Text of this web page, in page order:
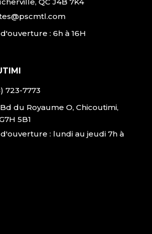
: 6h à 16H
723-7773
du Royaume O, Chicoutimi,
5B1
: lundi au jeudi 7h à